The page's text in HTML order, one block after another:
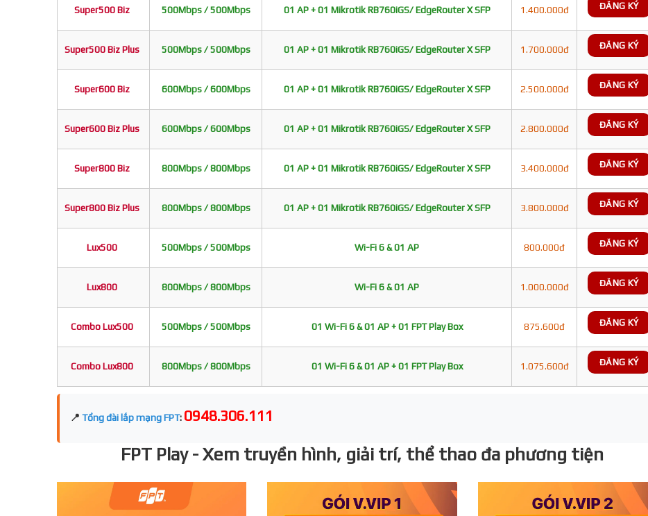
Super500 Biz 500Mbps / 500Mbps 01 AP + 01 Mikrotik RB760iGS/ EdgeRouter X SFP 1.400.000đ ĐĂNG KÝ
Super500 Biz Plus 500Mbps / 500Mbps 01 AP + 01 Mikrotik RB760iGS/ EdgeRouter X SFP 1.700.000đ ĐĂNG KÝ
Super600 Biz 600Mbps / 600Mbps 01 AP + 01 Mikrotik RB760iGS/ EdgeRouter X SFP 2.500.000đ ĐĂNG KÝ
Super600 Biz Plus 600Mbps / 600Mbps 01 AP + 01 Mikrotik RB760iGS/ EdgeRouter X SFP 2.800.000đ ĐĂNG KÝ
Super800 Biz 800Mbps / 800Mbps 01 AP + 01 Mikrotik RB760iGS/ EdgeRouter X SFP 3.400.000đ ĐĂNG KÝ
Super800 Biz Plus 800Mbps / 800Mbps 01 AP + 01 Mikrotik RB760iGS/ EdgeRouter X SFP 3.800.000đ ĐĂNG KÝ
Lux500 500Mbps / 500Mbps Wi-Fi 6 & 01 AP 800.000đ ĐĂNG KÝ
Lux800 800Mbps / 800Mbps Wi-Fi 6 & 01 AP 1.000.000đ ĐĂNG KÝ
Combo Lux500 500Mbps / 500Mbps 01 Wi-Fi 6 & 01 AP + 01 FPT Play Box 875.600đ ĐĂNG KÝ
Combo Lux800 800Mbps / 800Mbps 01 Wi-Fi 6 & 01 AP + 01 FPT Play Box 1.075.600đ ĐĂNG KÝ
📍 Tổng đài lắp mạng FPT: 0948.306.111
FPT Play - Xem truyền hình, giải trí, thể thao đa phương tiện